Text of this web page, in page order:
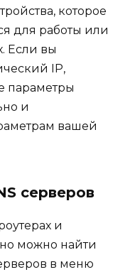
которое
для работы или
Если вы
IP,
параметры
и
вашей
серверов
и
можно найти
в меню